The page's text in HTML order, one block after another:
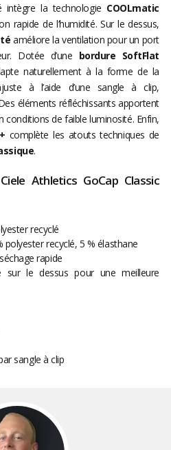
intègre la technologie COOLmatic
rapide de l’humidité. Sur le dessus,
améliore la ventilation pour un port
Dotée d’une bordure SoftFlat
naturellement à la forme de la
à l’aide d’une sangle à clip,
éléments réfléchissants apportent
conditions de faible luminosité. Enfin,
complète les atouts techniques de
.
Athletics GoCap Classic
recyclé
polyester recyclé, 5 % élasthane
rapide
sur le dessus pour une meilleure
sangle à clip